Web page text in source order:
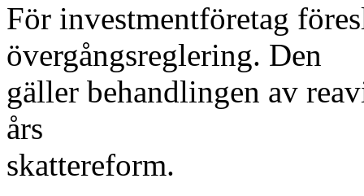
För investmentföretag
övergångsreglering. Den
gäller behandlingen av
års
skattereform.